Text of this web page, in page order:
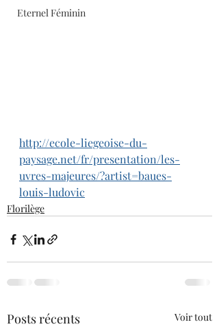
Eternel Féminin
http://ecole-liegeoise-du-
paysage.net/fr/presentation/les-
uvres-majeures/?artist=baues-
louis-ludovic
Florilège
Posts récents Voir tout